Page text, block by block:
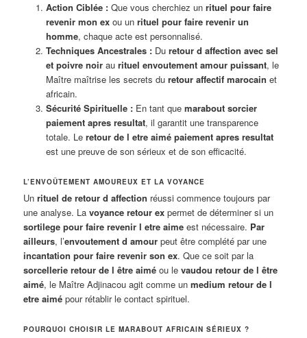
Action Ciblée :Que vous cherchiez un rituel pour faire
revenir mon exou un rituel pour faire revenir un
homme, chaque acte est personnalisé.
Techniques Ancestrales :Du retour d affection avec sel
et poivre noirau rituel envoutement amour puissant, le
Maître maîtrise les secrets du retour affectif marocain et
africain.
Sécurité Spirituelle :En tant que marabout sorcier
paiement apres resultat, il garantit une transparence
totale. Le retour de l etre aimé paiement apres resultat
est une preuve de son sérieux et de son efficacité.
L’ENVOÛTEMENT AMOUREUX ET LA VOYANCE
Unrituel de retour d affection réussi commence toujours par
une analyse. Lavoyance retour ex permet de déterminer si un
sortilege pour faire revenir l etre aime est nécessaire. Par
ailleurs, l’envoutement d amour peut être complété par une
incantation pour faire revenir son ex. Que ce soit par la
sorcellerie retour de l être aimé ou levaudou retour de l être
aimé, le Maître Adjinacou agit comme unmedium retour de l
etre aimé pour rétablir le contact spirituel.
POURQUOI CHOISIR LE MARABOUT AFRICAIN SÉRIEUX ?